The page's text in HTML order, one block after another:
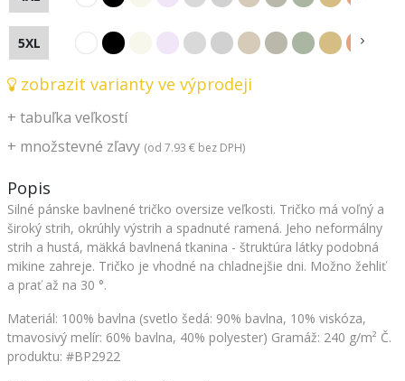
+ množstevné zľavy (od 7.93 € bez DPH)
zobrazit varianty ve výprodeji
5XL
+ tabuľka veľkostí
Popis
Silné pánske bavlnené tričko oversize veľkosti. Tričko má voľný a
široký strih, okrúhly výstrih a spadnuté ramená. Jeho neformálny
strih a hustá, mäkká bavlnená tkanina - štruktúra látky podobná
mikine zahreje. Tričko je vhodné na chladnejšie dni. Možno žehliť
a prať až na 30 °.
Materiál: 100% bavlna (svetlo šedá: 90% bavlna, 10% viskóza,
tmavosivý melír: 60% bavlna, 40% polyester) Gramáž: 240 g/m² Č.
produktu: #BP2922